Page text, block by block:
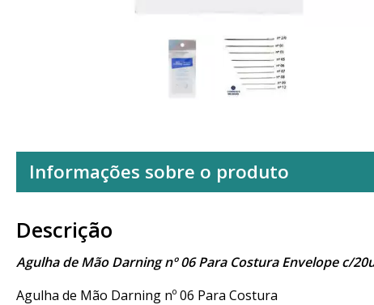
Informações sobre o produto
Descrição
Agulha de Mão Darning nº 06 Para Costura Envelope c/
Agulha de Mão Darning nº 06 Para Costura